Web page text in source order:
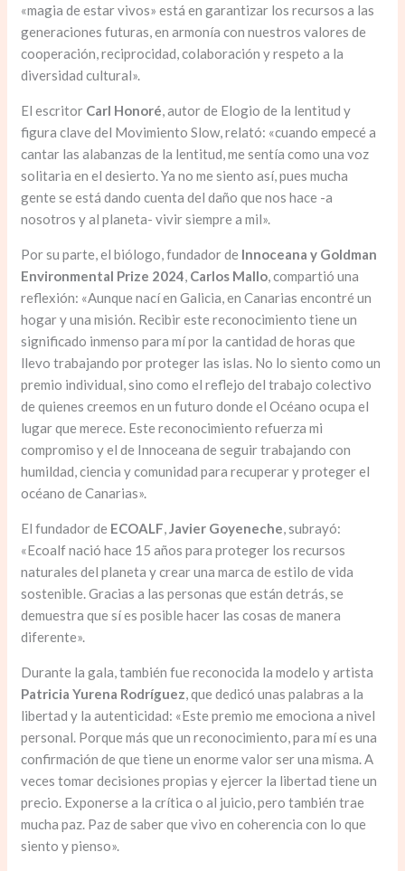
«magia de estar vivos» está en garantizar los recursos a las
generaciones futuras, en armonía con nuestros valores de
cooperación, reciprocidad, colaboración y respeto a la
diversidad cultural».
El escritor Carl Honoré, autor de Elogio de la lentitud y
figura clave del Movimiento Slow, relató: «cuando empecé a
cantar las alabanzas de la lentitud, me sentía como una voz
solitaria en el desierto. Ya no me siento así, pues mucha
gente se está dando cuenta del daño que nos hace -a
nosotros y al planeta- vivir siempre a mil».
Por su parte, el biólogo, fundador de Innoceana y Goldman
Environmental Prize 2024, Carlos Mallo, compartió una
reflexión: «Aunque nací en Galicia, en Canarias encontré un
hogar y una misión. Recibir este reconocimiento tiene un
significado inmenso para mí por la cantidad de horas que
llevo trabajando por proteger las islas. No lo siento como un
premio individual, sino como el reflejo del trabajo colectivo
de quienes creemos en un futuro donde el Océano ocupa el
lugar que merece. Este reconocimiento refuerza mi
compromiso y el de Innoceana de seguir trabajando con
humildad, ciencia y comunidad para recuperar y proteger el
océano de Canarias».
El fundador de ECOALF,Javier Goyeneche, subrayó:
«Ecoalf nació hace 15 años para proteger los recursos
naturales del planeta y crear una marca de estilo de vida
sostenible. Gracias a las personas que están detrás, se
demuestra que sí es posible hacer las cosas de manera
diferente».
Durante la gala, también fue reconocida la modelo y artista
Patricia Yurena Rodríguez, que dedicó unas palabras a la
libertad y la autenticidad: «Este premio me emociona a nivel
personal. Porque más que un reconocimiento, para mí es una
confirmación de que tiene un enorme valor ser una misma. A
veces tomar decisiones propias y ejercer la libertad tiene un
precio. Exponerse a la crítica o al juicio, pero también trae
mucha paz. Paz de saber que vivo en coherencia con lo que
siento y pienso».